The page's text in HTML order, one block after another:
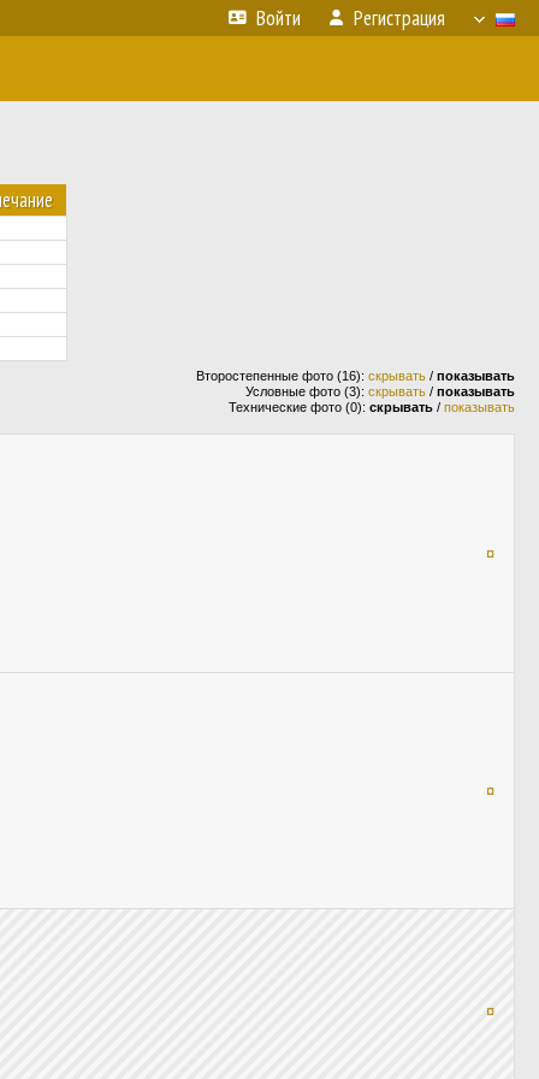
Войти Регистрация
Второстепенные фото (16): скрывать / показывать
Условные фото (3): скрывать / показывать
Технические фото (0): скрывать / показывать
¤
¤
¤